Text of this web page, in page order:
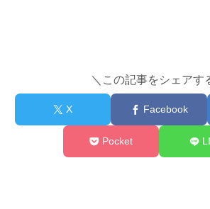
＼この記事をシェアす
X Facebook
Pocket